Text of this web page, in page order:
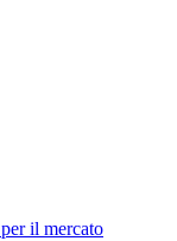
il mercato